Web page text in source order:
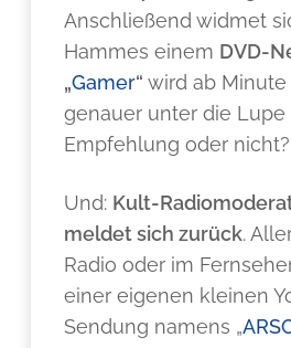
Anschließend widmet
Hammes einem DVD-
„Gamer“ wird ab
genauer unter die
Empfehlung oder nicht?
Und: Kult-
meldet sich zurück.
Radio oder im
einer eigenen kleinen
Sendung namens „